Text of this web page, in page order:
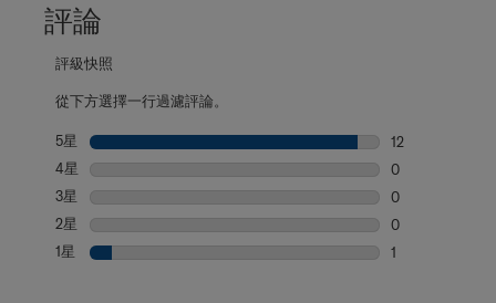
評論
評級快照
從下方選擇一行過濾評論。
5星 星級
12
4星 星級
0
3星 星級
0
2星 星級
0
1星 星級
1